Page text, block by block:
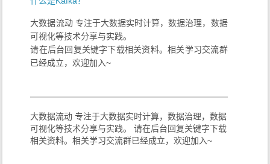
大数据流动 专注于大数据实时计算，数据治理，数据
可视化等技术分享与实践。
请在后台回复关键字下载相关资料。相关学习交流群
已经成立，欢迎加入~
大数据流动 专注于大数据实时计算，数据治理，数据
可视化等技术分享与实践。 请在后台回复关键字下载
相关资料。相关学习交流群已经成立，欢迎加入~